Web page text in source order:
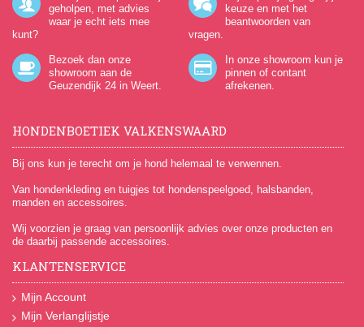
geholpen, met advies
waar je echt iets mee
kunt?
keuze en met het
beantwoorden van
vragen.
Bezoek dan onze
showroom aan de
Geuzendijk 24 in Weert.
In onze showroom kun je
pinnen of contant
afrekenen.
HONDENBOETIEK VALKENSWAARD
Bij ons kun je terecht om je hond helemaal te verwennen.
Van hondenkleding en tuigjes tot hondenspeelgoed, halsbanden,
manden en accessoires.
Wij voorzien je graag van persoonlijk advies over onze producten en
de daarbij passende accessoires.
KLANTENSERVICE
Mijn Account
Mijn Verlanglijstje